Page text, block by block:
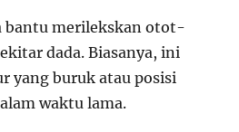
bantu merilekskan otot-
dada. Biasanya, ini
yang buruk atau posisi
waktu lama.